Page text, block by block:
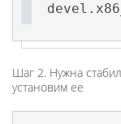
Шаг 2. Нужна
установим ее